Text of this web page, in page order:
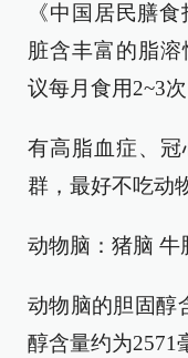
《中国居民膳
脏含丰富的脂
议每月食用2~3
有高脂血症、冠
群，最好不吃动
动物脑：猪脑 牛
动物脑的胆固醇
醇含量约为2571